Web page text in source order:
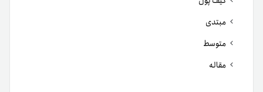
مبتدی
متوسط
مقاله